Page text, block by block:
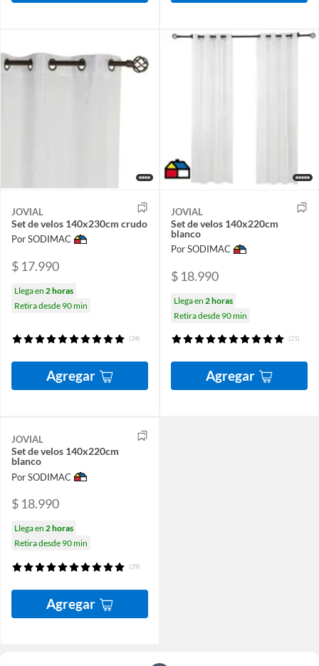
JOVIAL
Set de velos 140x230cm crudo
Por SODIMAC
$ 17.990
Llega en 2 horas
Retira desde 90 min
(34)
Agregar
JOVIAL
Set de velos 140x220cm
blanco
Por SODIMAC
$ 18.990
Llega en 2 horas
Retira desde 90 min
(21)
Agregar
JOVIAL
Set de velos 140x220cm
blanco
Por SODIMAC
$ 18.990
Llega en 2 horas
Retira desde 90 min
(39)
Agregar